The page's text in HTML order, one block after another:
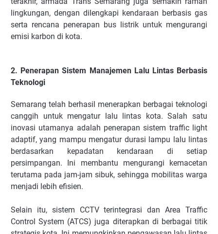
lingkungan, dengan dilengkapi kendaraan berbasis gas
serta rencana penerapan bus listrik untuk mengurangi
emisi karbon di kota.
2. Penerapan Sistem Manajemen Lalu Lintas Berbasis
Teknologi
Semarang telah berhasil menerapkan berbagai teknologi
canggih untuk mengatur lalu lintas kota. Salah satu
inovasi utamanya adalah penerapan sistem traffic light
adaptif, yang mampu mengatur durasi lampu lalu lintas
berdasarkan kepadatan kendaraan di setiap
persimpangan. Ini membantu mengurangi kemacetan
terutama pada jam-jam sibuk, sehingga mobilitas warga
menjadi lebih efisien.
Selain itu, sistem CCTV terintegrasi dan Area Traffic
Control System (ATCS) juga diterapkan di berbagai titik